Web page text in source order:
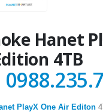
Hanet
4TB
PlayX One Air Editon